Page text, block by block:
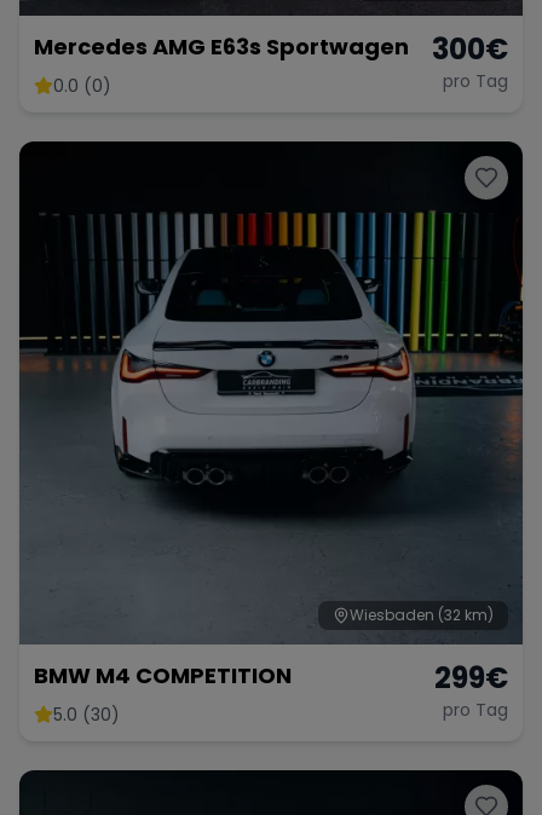
Bugatti Lotus Maserati
Mercedes AMG E63s Sportwagen
0.0 (0)
300€
pro Tag
Wiesbaden (32 km)
BMW M4 COMPETITION
5.0 (30)
299€
pro Tag